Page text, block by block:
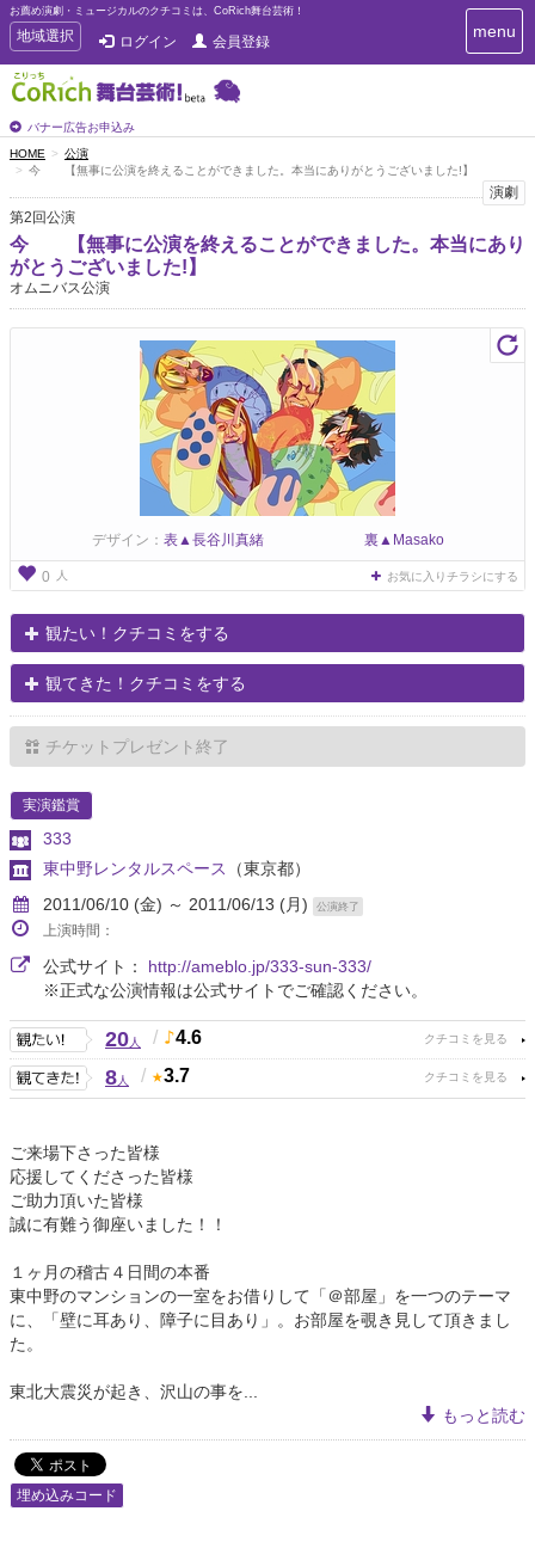
お薦め演劇・ミュージカルのクチコミは、CoRich舞台芸術！
T
o
g
g
e
n
a
v
i
g
a
t
i
地域選択 ログイン 会員登録
バナー広告お申込み
T
o
a
i
menu
HOME
公演
今 【無事に公演を終えることができました。本当にありがとうございました!】
演劇
第2回公演
今 【無事に公演を終えることができました。本当にあり
がとうございました!】
オムニバス公演
デザイン： 表▲長谷川真緒 裏▲Masako
0 人 お気に入りチラシにする
観たい！クチコミをする
観てきた！クチコミをする
チケットプレゼント終了
実演鑑賞
333
東中野レンタルスペース
（東京都）
2011/06/10 (金) ～ 2011/06/13 (月)
公演終了
上演時間：
公式サイト： http://ameblo.jp/333-sun-333/
※正式な公演情報は公式サイトでご確認ください。
20人 / 4.6
8人 / 3.7
ご来場下さった皆様
応援してくださった皆様
ご助力頂いた皆様
誠に有難う御座いました！！
１ヶ月の稽古４日間の本番
東中野のマンションの一室をお借りして「＠部屋」を一つのテーマ
に、「壁に耳あり、障子に目あり」。お部屋を覗き見して頂きまし
た。
東北大震災が起き、沢山の事を...
もっと読む
埋め込みコード